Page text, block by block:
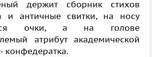
держит сборник стихов
и античные свитки, на носу
очки, а на голове
атрибут академической
конфедератка.